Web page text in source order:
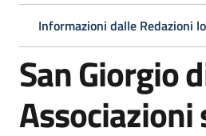
Servizi
Centri
per
le
famiglie
Informazioni dalle Redazioni
San Giorgio